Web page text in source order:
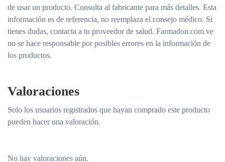
de usar un producto. Consulta al fabricante para más detalles. Esta
información es de referencia, no reemplaza el consejo médico. Si
tienes dudas, contacta a tu proveedor de salud. Farmadon.com.ve
no se hace responsable por posibles errores en la información de
los productos.
Valoraciones
No hay valoraciones aún.
Solo los usuarios registrados que hayan comprado este producto
pueden hacer una valoración.